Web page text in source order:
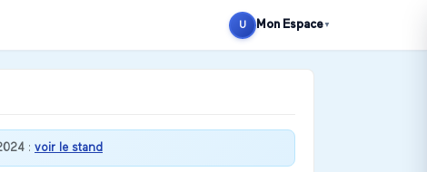
U Mon Espace ▼
: voir le stand